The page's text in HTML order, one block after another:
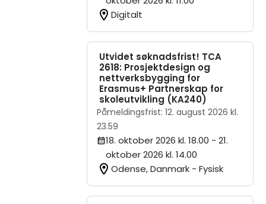
Digitalt
Utvidet søknadsfrist! TCA
2618: Prosjektdesign og
nettverksbygging for
Erasmus+ Partnerskap for
skoleutvikling (KA240)
Påmeldingsfrist: 12. august 2026 kl.
23.59
18. oktober 2026 kl. 18.00 - 21.
oktober 2026 kl. 14.00
Odense, Danmark - Fysisk